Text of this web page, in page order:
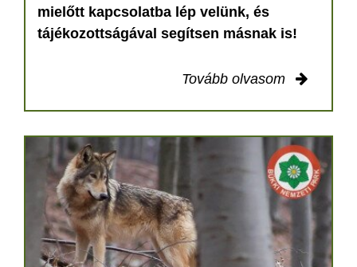
mielőtt kapcsolatba lép velünk, és
tájékozottságával segítsen másnak is!
Tovább olvasom